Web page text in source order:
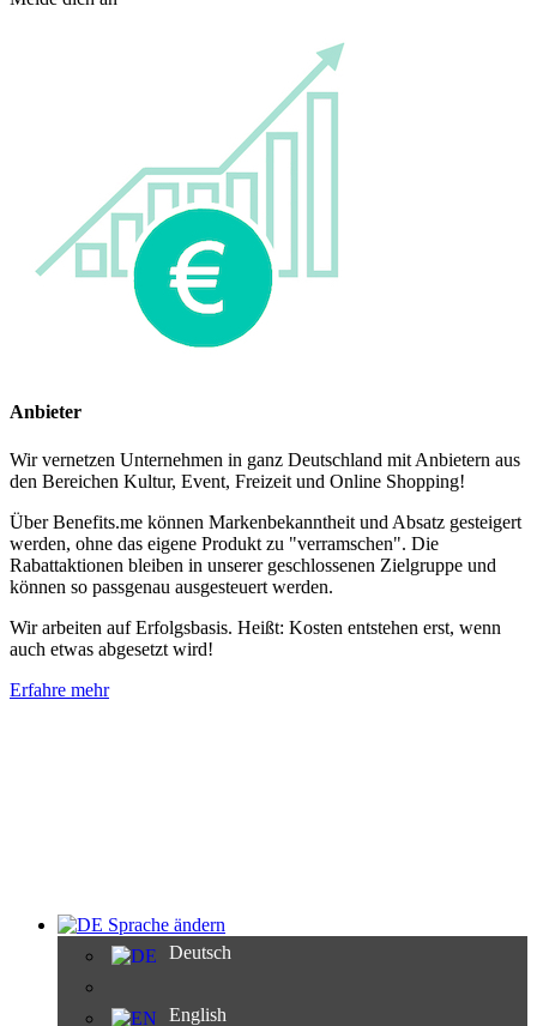
Anbieter
Wir vernetzen Unternehmen in ganz Deutschland mit Anbietern aus
den Bereichen Kultur, Event, Freizeit und Online Shopping!
Über Benefits.me können Markenbekanntheit und Absatz gesteigert
werden, ohne das eigene Produkt zu "verramschen". Die
Rabattaktionen bleiben in unserer geschlossenen Zielgruppe und
können so passgenau ausgesteuert werden.
Wir arbeiten auf Erfolgsbasis. Heißt: Kosten entstehen erst, wenn
auch etwas abgesetzt wird!
Erfahre mehr
Sprache ändern
Deutsch
English